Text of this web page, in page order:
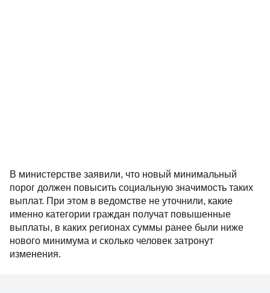
В министерстве заявили, что новый минимальный
порог должен повысить социальную значимость таких
выплат. При этом в ведомстве не уточнили, какие
именно категории граждан получат повышенные
выплаты, в каких регионах суммы ранее были ниже
нового минимума и сколько человек затронут
изменения.